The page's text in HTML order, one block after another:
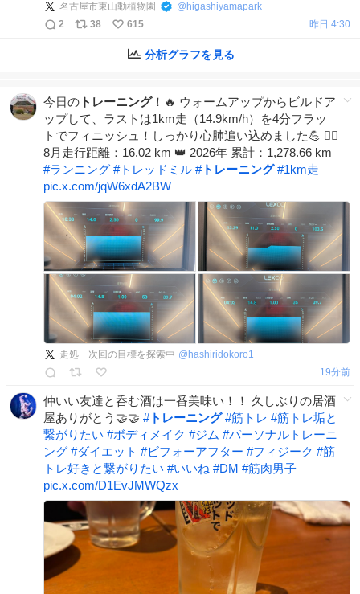
名古屋市東山動植物園 @ higashiyamapark
2
38 615 昨日 4:30
分析グラフを見る
今日の トレーニング！🔥 ​ウォームアップからビルドア
ップして、ラストは1km走（14.9km/h）を4分フラッ
トでフィニッシュ！しっかり心肺追い込めました💪 ​🏃‍♂️
8月走行距離：16.02 km 👑 2026年 累計：1,278.66 km ​
#ランニング #トレッドミル #トレーニング #1km走
pic.x.com/jqW6xdA2BW
走処 次回の目標を探索中 @ hashiridokoro1
19分前
仲いい友達と呑む酒は一番美味い！！ 久しぶりの居酒
屋ありがとう🤝🤝 #トレーニング #筋トレ #筋トレ垢と
繋がりたい #ボディメイク #ジム #パーソナルトレーニ
ング #ダイエット #ビフォーアフター #フィジーク #筋
トレ好きと繋がりたい #いいね #DM #筋肉男子
pic.x.com/D1EvJMWQzx